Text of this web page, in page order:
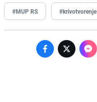
#MUP RS #krivotvorenje